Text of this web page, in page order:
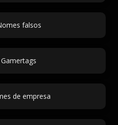
falsos
Gamertags
de empresa